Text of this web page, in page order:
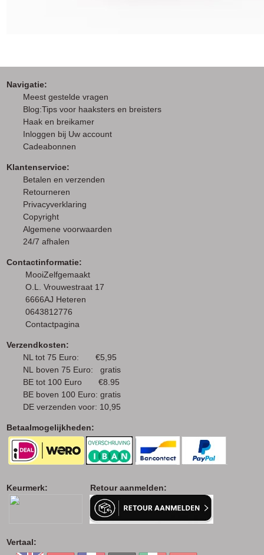
Navigatie:
Meest gestelde vragen
Blog:Tips voor haaksters en breisters
Haak en breikamer
Inloggen bij Uw account
Cadeabonnen
Klantenservice:
Betalen en verzenden
Retourneren
Privacyverklaring
Copyright
Algemene voorwaarden
24/7 afhalen
Contactinformatie:
MooiZelfgemaakt
O.L. Vrouwestraat 17
6666AJ Heteren
0643812776
Contactpagina
Verzendkosten:
NL tot 75 Euro: €5,95
NL boven 75 Euro: gratis
BE tot 100 Euro €8.95
BE boven 100 Euro: gratis
DE verzenden voor: 10,95
Betaalmogelijkheden:
Keurmerk: Retour aanmelden:
Vertaal: